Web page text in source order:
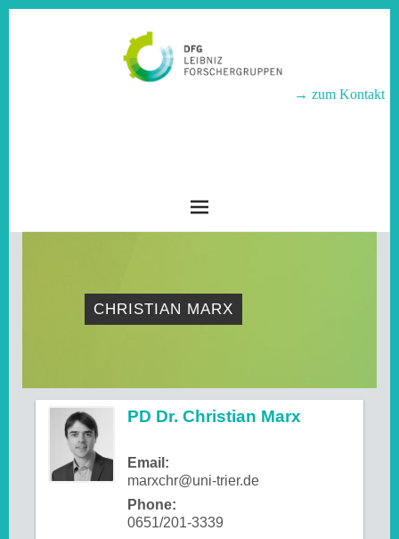
→ zum Kontakt
CHRISTIAN MARX
PD Dr. Christian Marx
Email:
marxchr@uni-trier.de
Phone:
0651/201-3339